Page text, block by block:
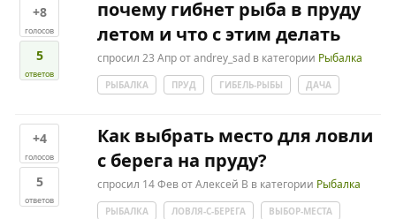
+8
голосов
5
ответов
почему гибнет рыба в пруду
летом и что с этим делать
спросил 23 Апротandrey_sad в категории Рыбалка
РЫБАЛКА ПРУД ГИБЕЛЬ-РЫБЫ ДАЧА
+4
голосов
5
ответов
Как выбрать место для ловли
с берега на пруду?
спросил 14 ФевотАлексей В в категории Рыбалка
РЫБАЛКА ЛОВЛЯ-С-БЕРЕГА
ВЫБОР-МЕСТА